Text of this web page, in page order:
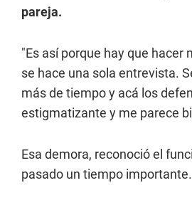
pareja.
"Es así porque hay que
se hace una sola entrevista.
más de tiempo y acá los
estigmatizante y me parece
Esa demora, reconoció el
pasado un tiempo importante.